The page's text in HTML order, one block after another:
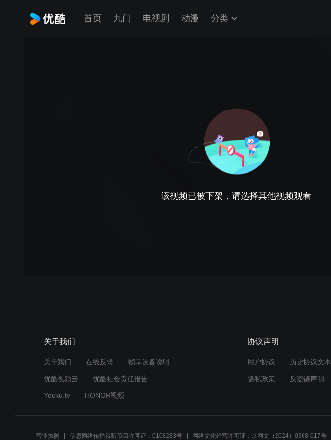
首页 九门 电视剧 动漫 分类
该视频已被下架，请选择其他视频观看
关于我们
关于我们 在线反馈 帧享设备说明
优酷视频云 优酷社会责任报告
Youku.tv HONOR视频
协议声明
用户协议 历史协议文本
隐私政策 反盗链声明
营业执照 信息网络传播视听节目许可证：0108283号 网络文化经营许可证：京网文（2024）0368-017号